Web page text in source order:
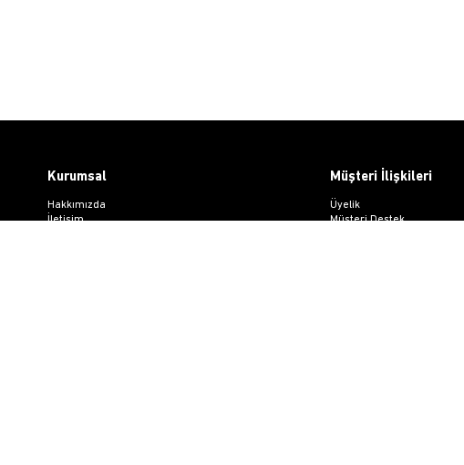
Kurumsal
Hakkımızda
İletişim
Müşteri İlişkileri
Üyelik
Müşteri Destek